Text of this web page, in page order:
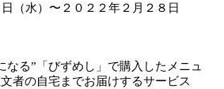
（水）〜２０２２年２月２８日
なる”「びずめし」で購入したメニュ
者の自宅までお届けするサービス